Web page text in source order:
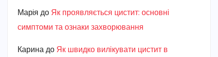
Марiя до Як проявляється цистит: основні
симптоми та ознаки захворювання
Карина до Як швидко вилікувати цистит в